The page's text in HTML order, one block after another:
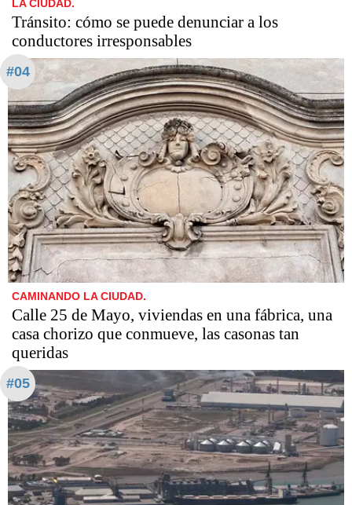
LA CIUDAD.
Tránsito: cómo se puede denunciar a los
conductores irresponsables
#04
CAMINANDO LA CIUDAD.
Calle 25 de Mayo, viviendas en una fábrica, una
casa chorizo que conmueve, las casonas tan
queridas
#05